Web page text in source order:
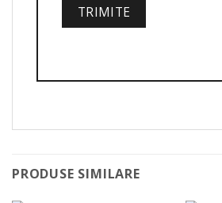
PRODUSE SIMILARE